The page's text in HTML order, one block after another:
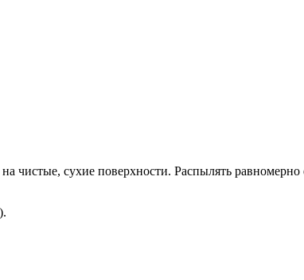
чистые, сухие поверхности. Распылять